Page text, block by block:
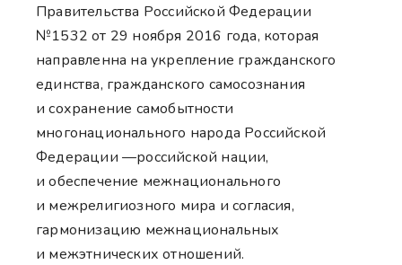
Правительства Российской Федерации
№1532 от 29 ноября 2016 года, которая
направленна на укрепление гражданского
единства, гражданского самосознания
и сохранение самобытности
многонационального народа Российской
Федерации —российской нации,
и обеспечение межнационального
и межрелигиозного мира и согласия,
гармонизацию межнациональных
и межэтнических отношений.